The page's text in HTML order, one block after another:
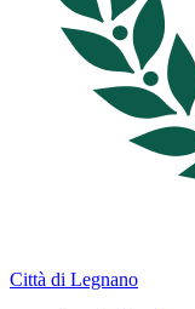
Città di Legnano